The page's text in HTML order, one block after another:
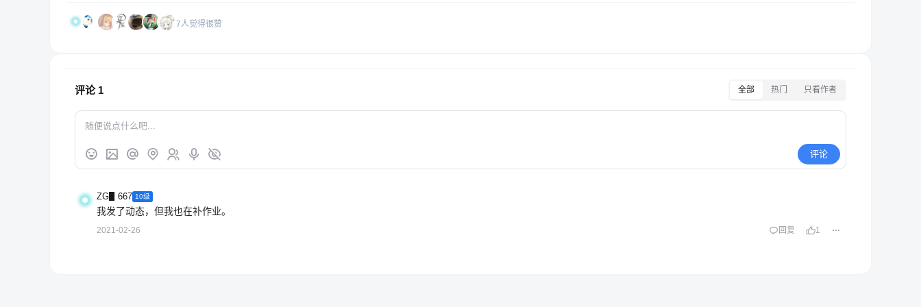
7人觉得很赞
评论 1 全部 热门 只看作者
评论
ZG▋667 10级
我发了动态，但我也在补作业。
2021-02-26 回复 1